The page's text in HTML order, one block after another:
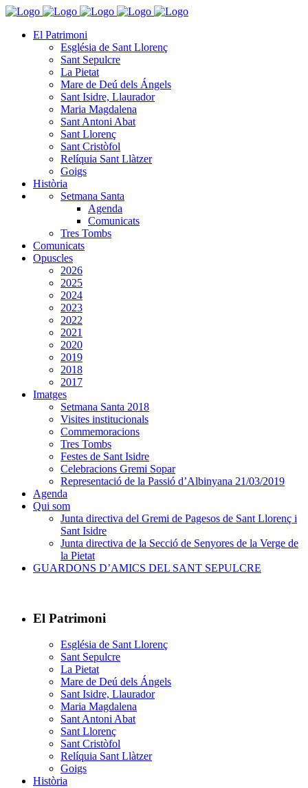
El Patrimoni
Església de Sant Llorenç
Sant Sepulcre
La Pietat
Mare de Deú dels Ángels
Sant Isidre, Llaurador
Maria Magdalena
Sant Antoni Abat
Sant Llorenç
Sant Cristòfol
Relíquia Sant Llàtzer
Goigs
Història
Setmana Santa
Agenda
Comunicats
Tres Tombs
Comunicats
Opuscles
2026
2025
2024
2023
2022
2021
2020
2019
2018
2017
Imatges
Setmana Santa 2018
Visites institucionals
Commemoracions
Tres Tombs
Festes de Sant Isidre
Celebracions Gremi Sopar
Representació de la Passió d’Albinyana 21/03/2019
Agenda
Qui som
Junta directiva del Gremi de Pagesos de Sant Llorenç i
Sant Isidre
Junta directiva de la Secció de Senyores de la Verge de
la Pietat
GUARDONS D’AMICS DEL SANT SEPULCRE
El Patrimoni
Església de Sant Llorenç
Sant Sepulcre
La Pietat
Mare de Deú dels Ángels
Sant Isidre, Llaurador
Maria Magdalena
Sant Antoni Abat
Sant Llorenç
Sant Cristòfol
Relíquia Sant Llàtzer
Goigs
Història